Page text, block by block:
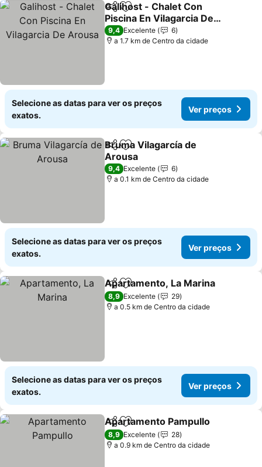
PartilharAdicionar aos favoritos
Galihost - Chalet Con
Piscina En Vilagarcia De
Arousa
9,4 Excelente
6
a 1.7 km de Centro da cidade
Selecione as datas para ver os preços
exatos.
Ver preços
PartilharAdicionar aos favoritos
Bruma Vilagarcía de
Arousa
9,4 Excelente
6
a 0.1 km de Centro da cidade
Selecione as datas para ver os preços
exatos.
Ver preços
PartilharAdicionar aos favoritos
Apartamento, La Marina
8,9 Excelente
29
a 0.5 km de Centro da cidade
Selecione as datas para ver os preços
exatos.
Ver preços
PartilharAdicionar aos favoritos
Apartamento Pampullo
8,9 Excelente
28
a 0.9 km de Centro da cidade